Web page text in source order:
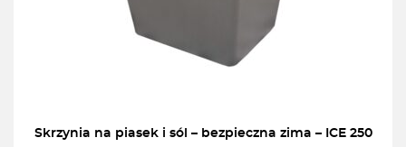
Skrzynia na piasek i sól – bezpieczna zima – ICE 250